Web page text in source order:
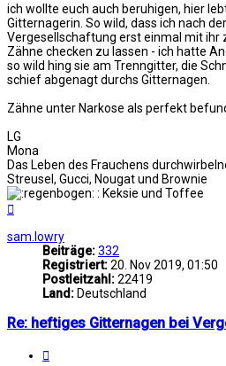
ich wollte euch auch beruhigen, hier
Gitternagerin. So wild, dass ich nach
Vergesellschaftung erst einmal mit ihr
Zähne checken zu lassen - ich hatte
so wild hing sie am Trenngitter, die
schief abgenagt durchs Gitternagen.
Zähne unter Narkose als perfekt
LG
Mona
Das Leben des Frauchens
Streusel, Gucci, Nougat und Brownie
: Keksie und Toffee
sam.lowry
Beiträge:332
Registriert:20. Nov 2019, 01:50
Postleitzahl:22419
Land: Deutschland
Re: heftiges Gitternagen bei